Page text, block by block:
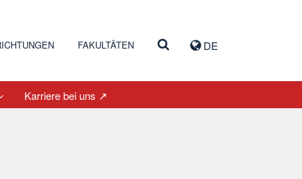
DE
FAKULTÄTEN
Karriere bei uns ↗